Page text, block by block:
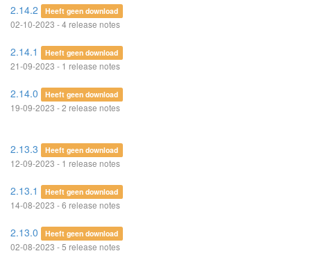
2.14.2 Heeft geen download
02-10-2023 - 4 release notes
2.14.1 Heeft geen download
21-09-2023 - 1 release notes
2.14.0 Heeft geen download
19-09-2023 - 2 release notes
2.13.3 Heeft geen download
12-09-2023 - 1 release notes
2.13.1 Heeft geen download
14-08-2023 - 6 release notes
2.13.0 Heeft geen download
02-08-2023 - 5 release notes